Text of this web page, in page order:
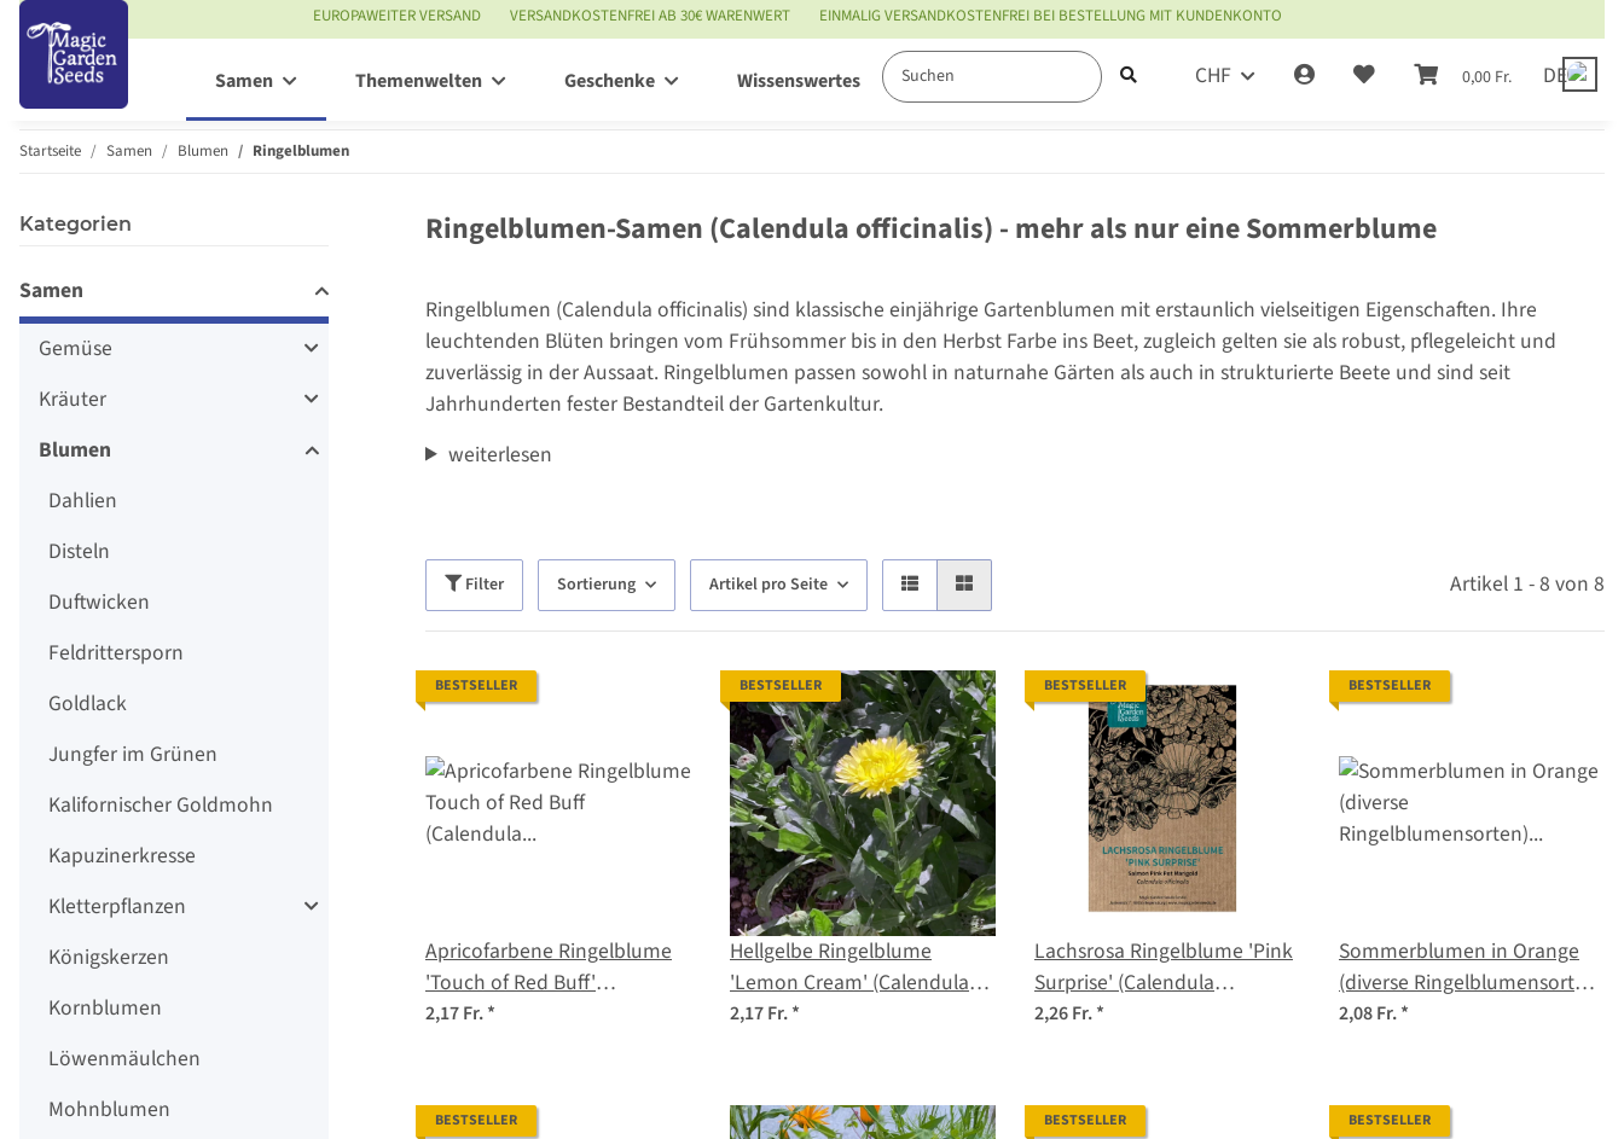
EUROPAWEITER VERSAND VERSANDKOSTENFREI AB 30€ WARENWERT EINMALIG VERSANDKOSTENFREI BEI BESTELLUNG MIT KUNDENKONTO
CHF 0,00 Fr. DE
Samen Themenwelten Geschenke Wissenswertes Service
Startseite Samen Blumen Ringelblumen
Ringelblumen-Samen (Calendula officinalis) - mehr als nur eine Sommerblume
Ringelblumen (Calendula officinalis) sind klassische einjährige Gartenblumen mit erstaunlich vielseitigen Eigenschaften. Ihre
leuchtenden Blüten bringen vom Frühsommer bis in den Herbst Farbe ins Beet, zugleich gelten sie als robust, pflegeleicht und
zuverlässig in der Aussaat. Ringelblumen passen sowohl in naturnahe Gärten als auch in strukturierte Beete und sind seit
Jahrhunderten fester Bestandteil der Gartenkultur.
weiterlesen
Filter Sortierung Artikel pro Seite Artikel 1 - 8 von 8
BESTSELLER
Apricofarbene Ringelblume
'Touch of Red Buff'
(Calendula officinalis) Samen
2,17 Fr.*
BESTSELLER
Hellgelbe Ringelblume
'Lemon Cream' (Calendula
officinalis) Samen
2,17 Fr.*
BESTSELLER
Lachsrosa Ringelblume 'Pink
Surprise' (Calendula
officinalis) Samen
2,26 Fr.*
BESTSELLER
Sommerblumen in Orange
(diverse Ringelblumensorten)
Saatgutmix
2,08 Fr.*
BESTSELLER BESTSELLER BESTSELLER
Kategorien
Samen
Gemüse
Kräuter
Blumen
Dahlien
Disteln
Duftwicken
Feldrittersporn
Goldlack
Jungfer im Grünen
Kalifornischer Goldmohn
Kapuzinerkresse
Kletterpflanzen
Königskerzen
Kornblumen
Löwenmäulchen
Mohnblumen